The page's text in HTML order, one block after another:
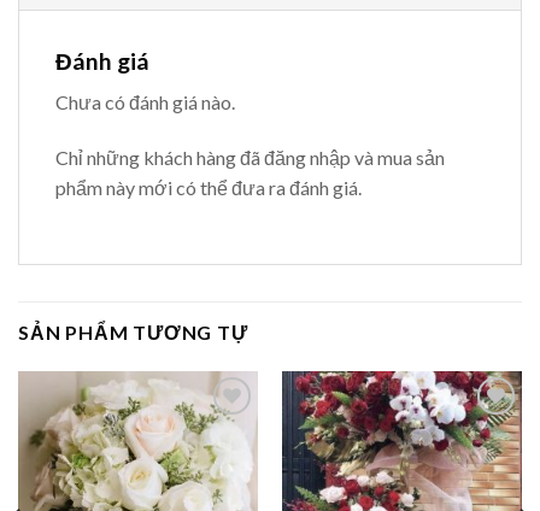
Đánh giá
Chưa có đánh giá nào.
Chỉ những khách hàng đã đăng nhập và mua sản
phẩm này mới có thể đưa ra đánh giá.
SẢN PHẨM TƯƠNG TỰ